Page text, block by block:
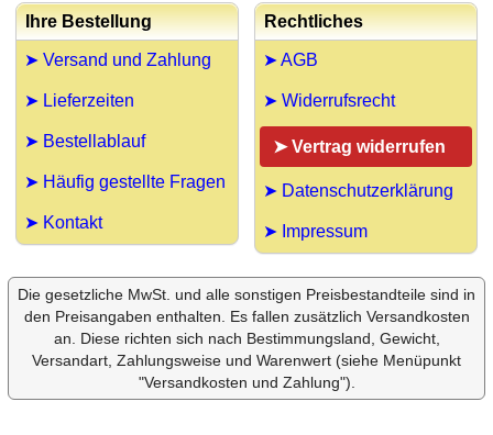
Ihre Bestellung
➤ Versand und Zahlung
➤ Lieferzeiten
➤ Bestellablauf
➤ Häufig gestellte Fragen
➤ Kontakt
Rechtliches
➤ AGB
➤ Widerrufsrecht
➤ Vertrag widerrufen
➤ Datenschutzerklärung
➤ Impressum
Die gesetzliche MwSt. und alle sonstigen Preisbestandteile sind in
den Preisangaben enthalten. Es fallen zusätzlich Versandkosten
an. Diese richten sich nach Bestimmungsland, Gewicht,
Versandart, Zahlungsweise und Warenwert (siehe Menüpunkt
"Versandkosten und Zahlung").